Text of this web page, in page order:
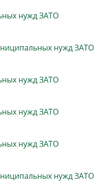
нужд ЗАТО
нужд ЗАТО
нужд ЗАТО
нужд ЗАТО
нужд ЗАТО
нужд ЗАТО